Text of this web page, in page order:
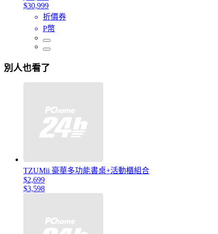
$30,999
折價券
P幣
別人也看了
TZUMii 豪華多功能書桌+活動櫃組合
$2,699
$3,598